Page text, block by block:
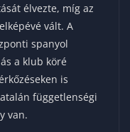
élvezte, míg az
vált. A
spanyol
a klub köré
is
függetlenségi
van.